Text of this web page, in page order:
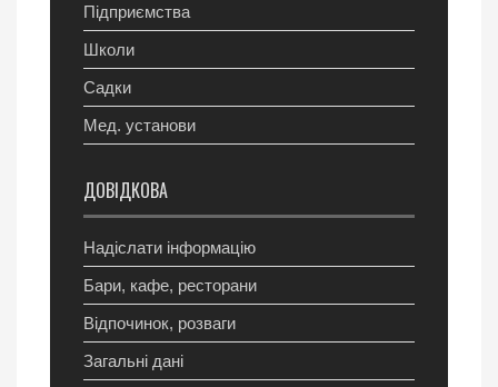
Підприємства
Школи
Садки
Мед. установи
ДОВІДКОВА
Надіслати інформацію
Бари, кафе, ресторани
Відпочинок, розваги
Загальні дані